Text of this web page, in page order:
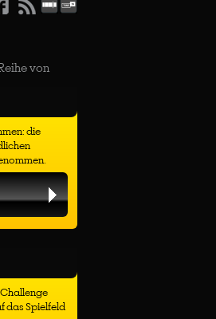
von
die
das Spielfeld